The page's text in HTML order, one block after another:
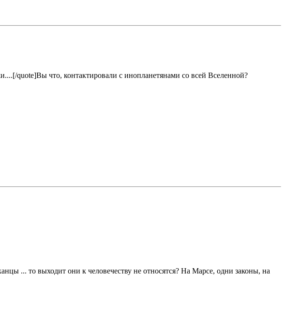
quote]Вы что, контактировали с инопланетянами со всей Вселенной?
... то выходит они к человечеству не относятся? На Марсе, одни законы, на